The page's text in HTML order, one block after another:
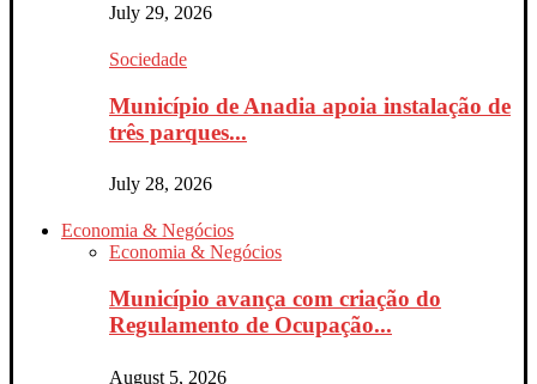
July 29, 2026
Sociedade
Município de Anadia apoia instalação de
três parques...
July 28, 2026
Economia & Negócios
Economia & Negócios
Município avança com criação do
Regulamento de Ocupação...
August 5, 2026